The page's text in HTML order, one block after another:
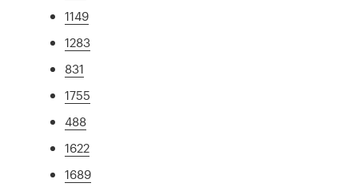
1149
1283
831
1755
488
1622
1689